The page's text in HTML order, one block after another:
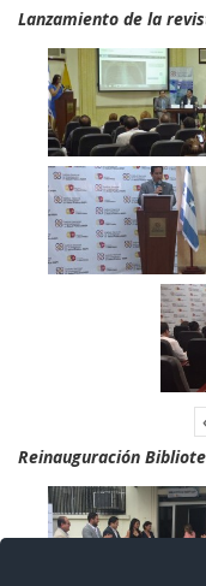
Lanzamiento de la
Reinauguración